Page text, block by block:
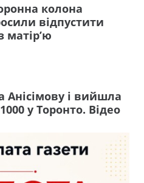
колона
відпустити
матір’ю
Анісімову і вийшла
у Торонто. Відео